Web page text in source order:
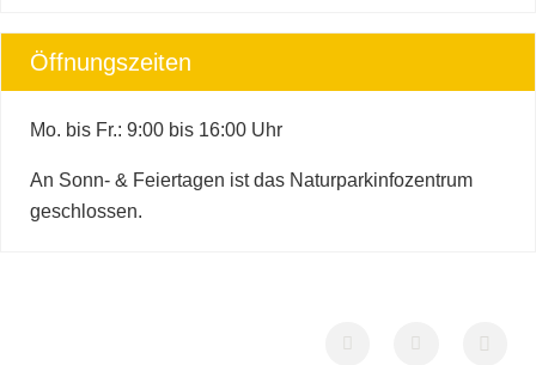
Öffnungszeiten
Mo. bis Fr.: 9:00 bis 16:00 Uhr
An Sonn- & Feiertagen ist das Naturparkinfozentrum
geschlossen.